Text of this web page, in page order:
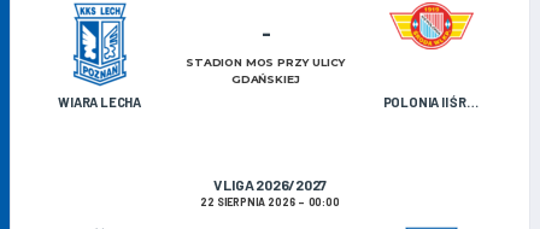
WIARA LECHA POLONIA II ŚRODA WIELKOPOLSKA
-
STADION MOS PRZY ULICY
GDAŃSKIEJ
V LIGA 2026/2027
22 SIERPNIA 2026 00:00